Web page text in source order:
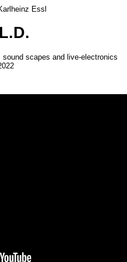
Essl
scapes and live-electronics